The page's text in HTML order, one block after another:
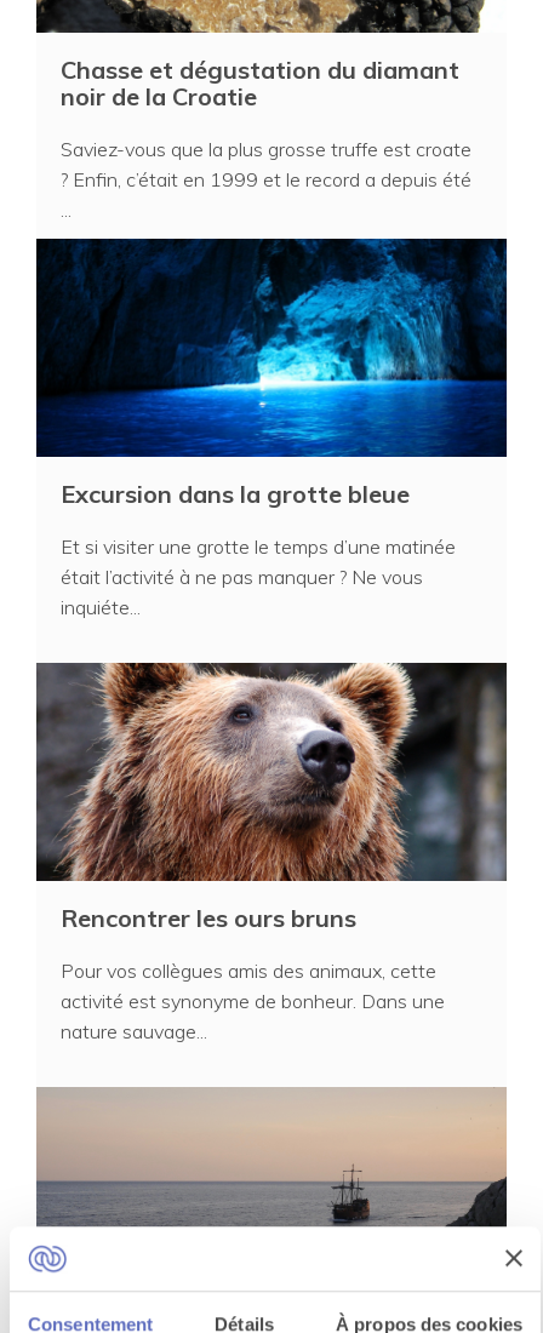
Consentement Détails À propos des cookies
Chasse et dégustation du diamant
noir de la Croatie
Saviez-vous que la plus grosse truffe est croate
? Enfin, c’était en 1999 et le record a depuis été
Excursion dans la grotte bleue
Et si visiter une grotte le temps d’une matinée
était l’activité à ne pas manquer ? Ne vous
inquiéte...
Rencontrer les ours bruns
Pour vos collègues amis des animaux, cette
activité est synonyme de bonheur. Dans une
nature sauvage...